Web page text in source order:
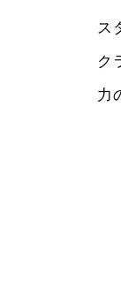
ス
ク
力